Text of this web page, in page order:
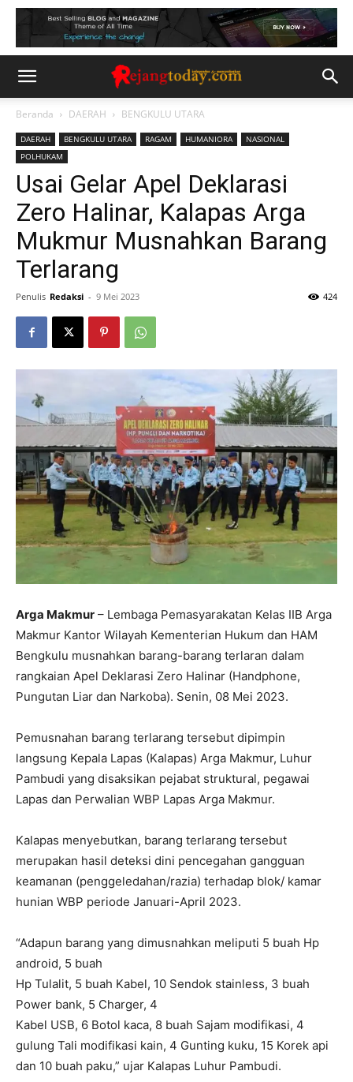
Beranda DAERAH BENGKULU UTARA
DAERAH BENGKULU UTARA RAGAM HUMANIORA
NASIONAL
POLHUKAM
Usai Gelar Apel Deklarasi
Zero Halinar, Kalapas Arga
Mukmur Musnahkan Barang
Terlarang
Penulis Redaksi - 9 Mei 2023 424
Arga Makmur – Lembaga Pemasyarakatan Kelas IIB Arga
Makmur Kantor Wilayah Kementerian Hukum dan HAM
Bengkulu musnahkan barang-barang terlaran dalam
rangkaian Apel Deklarasi Zero Halinar (Handphone,
Pungutan Liar dan Narkoba). Senin, 08 Mei 2023.
Pemusnahan barang terlarang tersebut dipimpin
langsung Kepala Lapas (Kalapas) Arga Makmur, Luhur
Pambudi yang disaksikan pejabat struktural, pegawai
Lapas dan Perwalian WBP Lapas Arga Makmur.
Kalapas menyebutkan, barang terlarang tersebut
merupakan hasil deteksi dini pencegahan gangguan
keamanan (penggeledahan/razia) terhadap blok/ kamar
hunian WBP periode Januari-April 2023.
“Adapun barang yang dimusnahkan meliputi 5 buah Hp
android, 5 buah
Hp Tulalit, 5 buah Kabel, 10 Sendok stainless, 3 buah
Power bank, 5 Charger, 4
Kabel USB, 6 Botol kaca, 8 buah Sajam modifikasi, 4
gulung Tali modifikasi kain, 4 Gunting kuku, 15 Korek api
dan 10 buah paku,” ujar Kalapas Luhur Pambudi.